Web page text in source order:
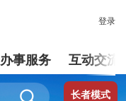
登录
办事服务 互动交流
长者模式